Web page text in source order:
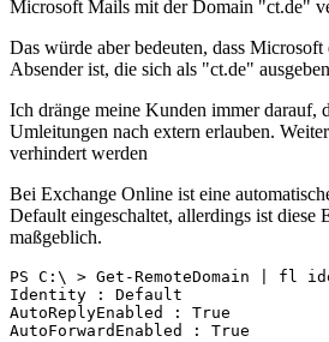
Microsoft Mails mit der Domain "ct.de"
Das würde aber bedeuten, dass
Absender ist, die sich als "ct.de"
Ich dränge meine Kunden immer darauf,
Umleitungen nach extern erlauben.
verhindert werden
Bei Exchange Online ist eine
Default eingeschaltet, allerdings ist diese
maßgeblich.
PS C:\ > Get-RemoteDomain | fl
Identity : Default
AutoReplyEnabled : True
AutoForwardEnabled : True